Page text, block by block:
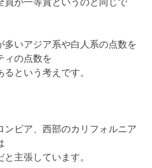
員が一等賞というのと同じで
多いアジア系や白人系の点数を
ィの点数を
という考えです。
ンビア、西部のカリフォルニア
主張しています。